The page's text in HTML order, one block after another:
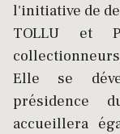
l'initiative de
TOLLU et
Elle se
présidence
accueillera